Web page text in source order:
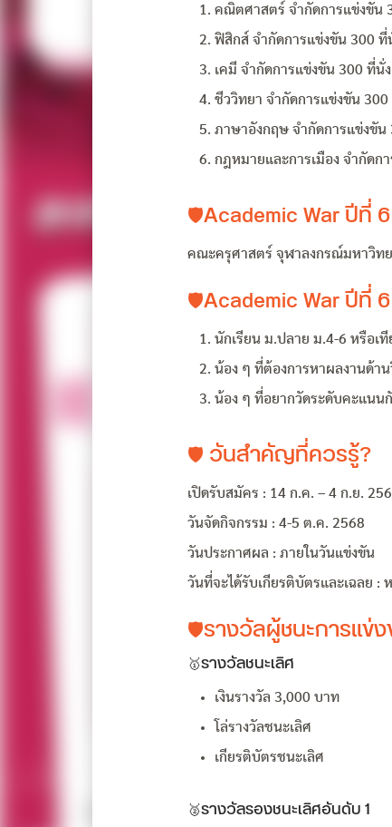
คณิตศาสตร์ จำกัดการแข่งขัน
ฟิสิกส์ จำกัดการแข่งขัน 300 ที่
เคมี จำกัดการแข่งขัน 300 ที่นั่
ชีววิทยา จำกัดการแข่งขัน 300
ภาษาอังกฤษ จำกัดการแข่งขัน
กฎหมายและการเมือง จำกัดก
🛡Academic War ปีที่
คณะครุศาสตร์ จุฬาลงกรณ์มหาวิท
🛡Academic War ปีที่
นักเรียน ม.ปลาย ม.4-6 หรือเที
น้อง ๆ ที่ต้องการหาผลงานด้า
น้อง ๆ ที่อยากวัดระดับคะแนน
🛡 วันสำคัญที่ควรรู้?
เปิดรับสมัคร : 14 ก.ค. – 4 ก.ย.
วันจัดกิจกรรม : 4-5 ต.ค. 2568
วันประกาศผล : ภายในวันแข่งขัน
วันที่จะได้รับเกียรติบัตรและเฉลย :
🛡รางวัลผู้ชนะการแข่
🥇รางวัลชนะเลิศ
เงินรางวัล 3,000 บาท
โล่รางวัลชนะเลิศ
เกียรติบัตรชนะเลิศ
🥈รางวัลรองชนะเลิศอันดับ 1